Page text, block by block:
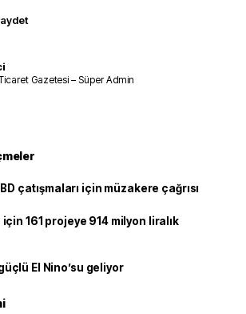
Gazetesi – Süper Admin
çatışmaları için müzakere çağrısı
için 161 projeye 914 milyon liralık
El Nino’su geliyor